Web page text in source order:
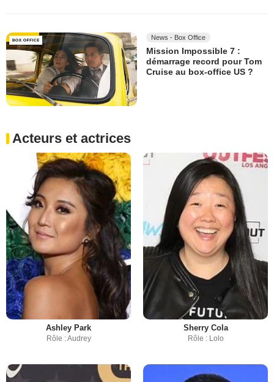
News - Box Office
Mission Impossible 7 :
démarrage record pour Tom
Cruise au box-office US ?
Acteurs et actrices
Ashley Park
Rôle : Audrey
Sherry Cola
Rôle : Lolo